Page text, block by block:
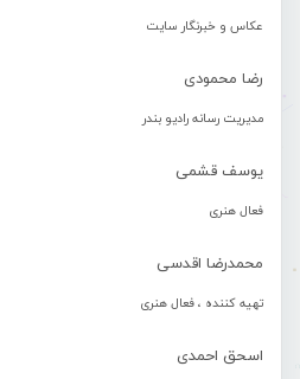
عکاس و خبرنگار سایت
رضا محمودی
مدیریت رسانه رادیو بندر
یوسف قشمی
فعال هنری
محمدرضا اقدسی
تهیه کننده ، فعال هنری
اسحق احمدی